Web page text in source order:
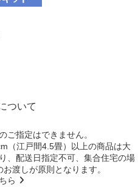
ついて
ご指定はできません。
（江戸間4.5畳）以上の商品は大
、配送日指定不可、集合住宅の場
お渡しが原則となります。
ら